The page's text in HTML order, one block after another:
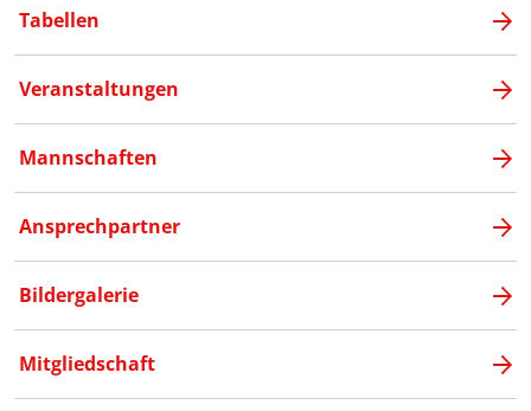
Tabellen
Veranstaltungen
Mannschaften
Ansprechpartner
Bildergalerie
Mitgliedschaft